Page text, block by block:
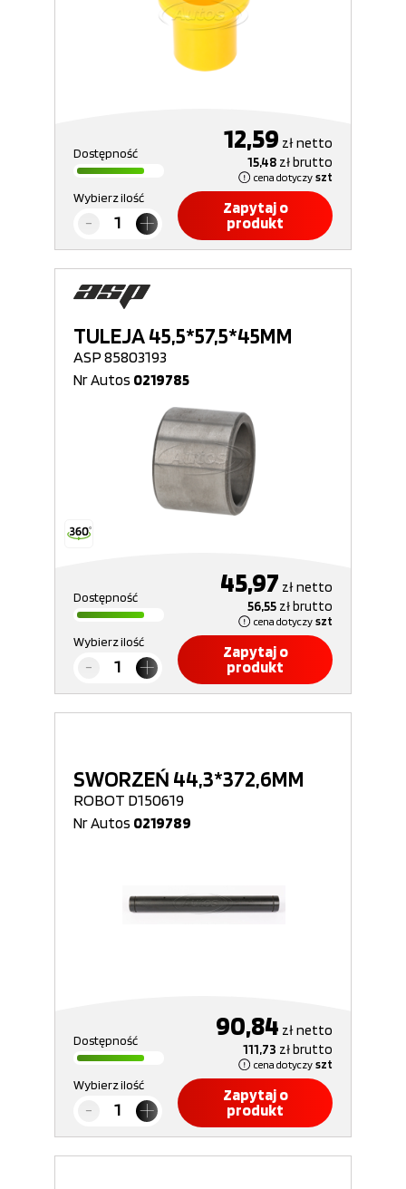
Dostępność 12,59 złnetto
15,48 złbrutto
cena dotyczy szt
Wybierz ilość
Zapytaj o
produkt
TULEJA 45,5*57,5*45MM
ASP 85803193
Nr Autos 0219785
Dostępność 45,97 złnetto
56,55 złbrutto
cena dotyczy szt
Wybierz ilość
Zapytaj o
produkt
SWORZEŃ 44,3*372,6MM
ROBOT D150619
Nr Autos 0219789
Dostępność 90,84 złnetto
111,73 złbrutto
cena dotyczy szt
Wybierz ilość
Zapytaj o
produkt